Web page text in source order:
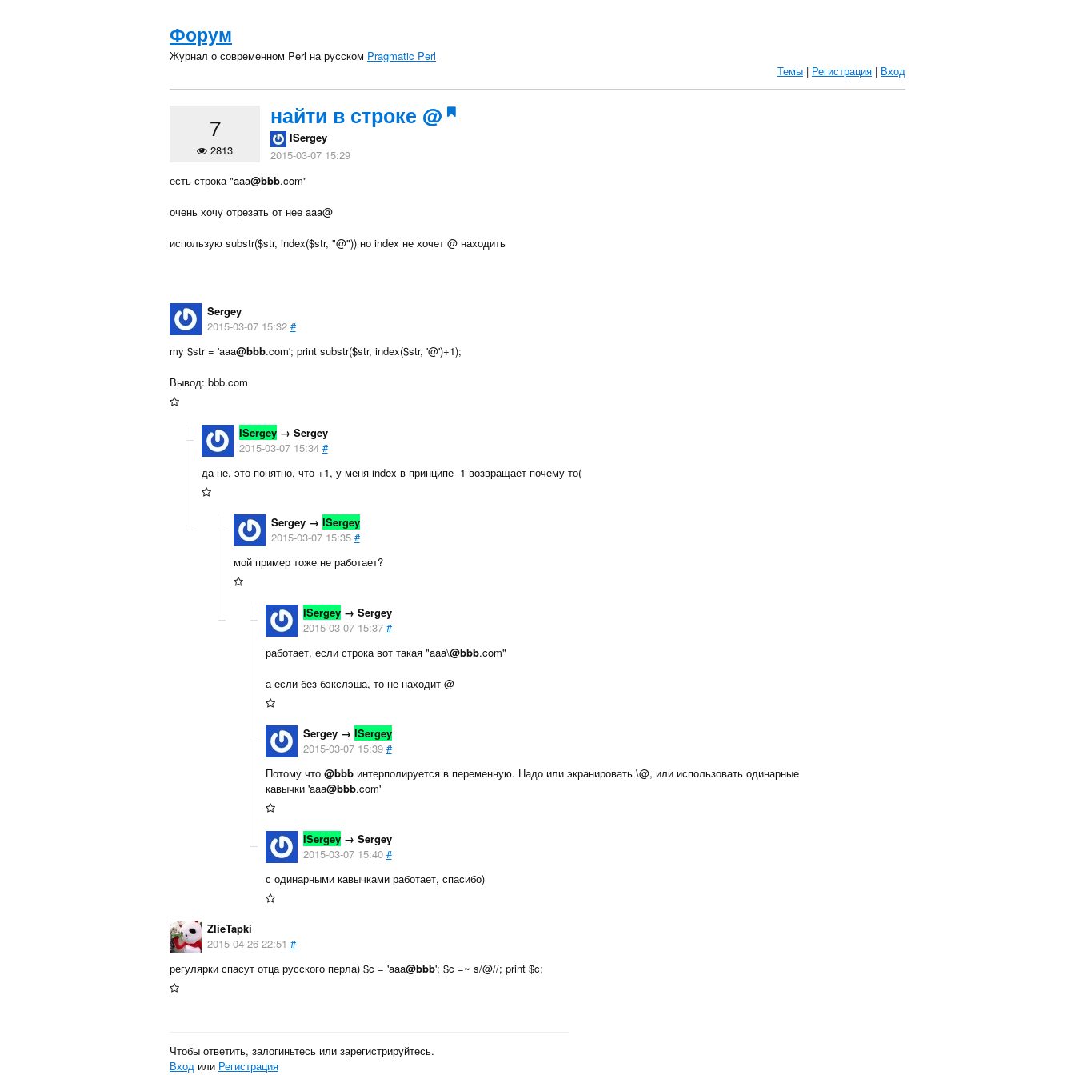
Форум
Журнал о современном Perl на русском Pragmatic Perl
Темы | Регистрация | Вход
7
2813
найти в строке @
lSergey
2015-03-07 15:29
есть строка "aaa@bbb.com"
очень хочу отрезать от нее aaa@
использую substr($str, index($str, "@")) но index не хочет @ находить
Sergey
2015-03-07 15:32 #
my $str = 'aaa@bbb.com'; print substr($str, index($str, '@')+1);
Вывод: bbb.com
lSergey→ Sergey
2015-03-07 15:34 #
да не, это понятно, что +1, у меня index в принципе -1 возвращает почему-то(
Sergey→ lSergey
2015-03-07 15:35 #
мой пример тоже не работает?
lSergey→ Sergey
2015-03-07 15:37 #
работает, если строка вот такая "aaa\@bbb.com"
а если без бэкслэша, то не находит @
Sergey→ lSergey
2015-03-07 15:39 #
Потому что @bbb интерполируется в переменную. Надо или экранировать \@, или использовать одинарные
кавычки 'aaa@bbb.com'
lSergey→ Sergey
2015-03-07 15:40 #
с одинарными кавычками работает, спасибо)
ZlieTapki
2015-04-26 22:51 #
регулярки спасут отца русского перла) $c = 'aaa@bbb'; $c =~ s/@//; print $c;
Чтобы ответить, залогиньтесь или зарегистрируйтесь.
Вход или Регистрация